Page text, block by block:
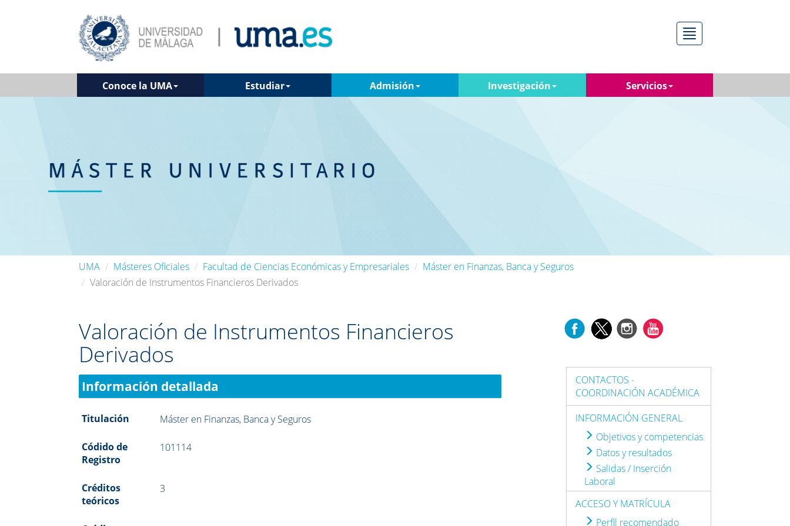
Menú
Conoce la UMA Estudiar Admisión Investigación Servicios
UMA Másteres Oficiales Facultad de Ciencias Económicas y Empresariales
Máster en Finanzas, Banca y Seguros
Valoración de Instrumentos Financieros Derivados
Valoración de Instrumentos Financieros
Derivados
Información detallada
Titulación Máster en Finanzas, Banca y Seguros
Códido de
Registro
101114
Créditos
teóricos
3
CONTACTOS -
COORDINACIÓN ACADÉMICA
INFORMACIÓN GENERAL
Objetivos y competencias
Datos y resultados
Salidas / Inserción
Laboral
ACCESO Y MATRÍCULA
Perfil recomendado